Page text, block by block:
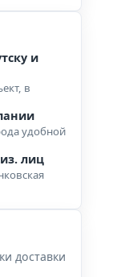
и
в
удобной
лиц
доставки